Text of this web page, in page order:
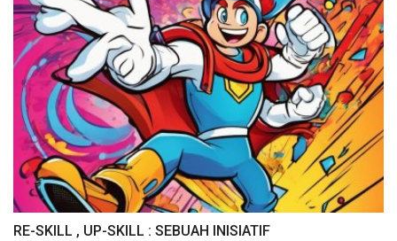
RE-SKILL , UP-SKILL : SEBUAH INISIATIF